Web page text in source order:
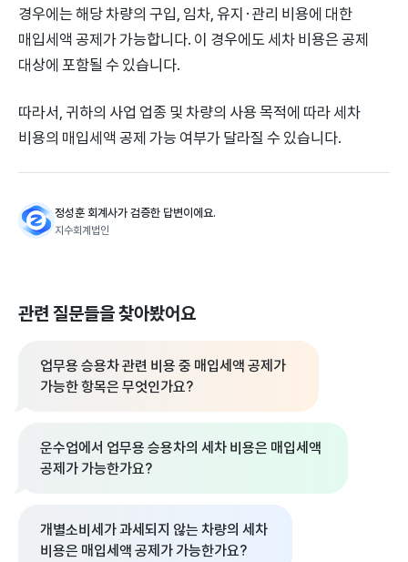
경우에는 해당 차량의 구입, 임차, 유지·관리 비용에 대한
매입세액 공제가 가능합니다. 이 경우에도 세차 비용은 공제
대상에 포함될 수 있습니다.
따라서, 귀하의 사업 업종 및 차량의 사용 목적에 따라 세차
비용의 매입세액 공제 가능 여부가 달라질 수 있습니다.
정성훈 회계사가 검증한 답변이에요.
지수회계법인
관련 질문들을 찾아봤어요
업무용 승용차 관련 비용 중 매입세액 공제가
가능한 항목은 무엇인가요?
운수업에서 업무용 승용차의 세차 비용은 매입세액
공제가 가능한가요?
개별소비세가 과세되지 않는 차량의 세차
비용은 매입세액 공제가 가능한가요?